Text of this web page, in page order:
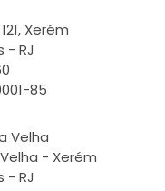
Xerém
- RJ
85
Velha
- Xerém
- RJ